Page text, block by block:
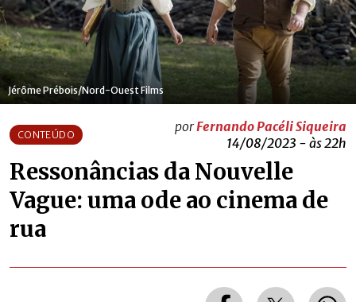
Jérôme Prébois/Nord-Ouest Films
CONTEÚDO
porFernando Pacéli Siqueira
14/08/2023 - às 22h
Ressonâncias da Nouvelle
Vague: uma ode ao cinema de
rua